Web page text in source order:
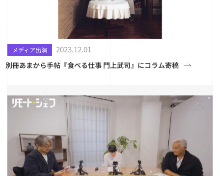
メディア出演 2023.12.01
別冊あまから手帖『食べる仕事 門上武司』にコラム寄稿